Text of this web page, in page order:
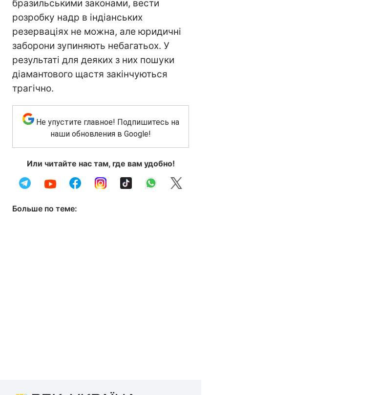
бразильськими законами, вести
розробку надр в індіанських
резерваціях не можна, але юридичні
заборони зупиняють небагатьох. У
результаті для деяких з них пошуки
діамантового щастя закінчуються
трагічно.
Не упустите главное! Подпишитесь на
наши обновления в Google!
Или читайте нас там, где вам удобно!
Больше по теме: